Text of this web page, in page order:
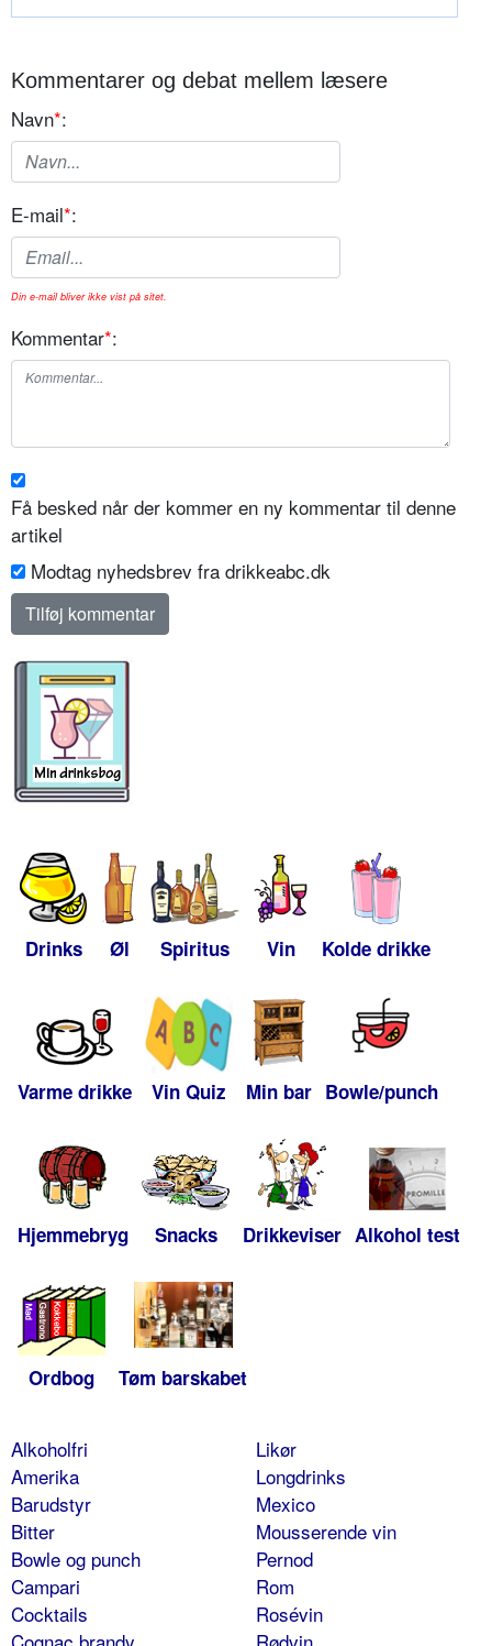
Kommentarer og debat mellem læsere
Navn*:
E-mail*:
Din e-mail bliver ikke vist på sitet.
Kommentar*:
Få besked når der kommer en ny kommentar til denne
artikel
Modtag nyhedsbrev fra drikkeabc.dk
Drinks Øl Spiritus Vin Kolde drikke
Varme drikke Vin Quiz Min bar Bowle/punch
Hjemmebryg Snacks Drikkeviser Alkohol test
Ordbog Tøm barskabet
Alkoholfri
Amerika
Barudstyr
Bitter
Bowle og punch
Campari
Cocktails
Likør
Longdrinks
Mexico
Mousserende vin
Pernod
Rom
Rosévin